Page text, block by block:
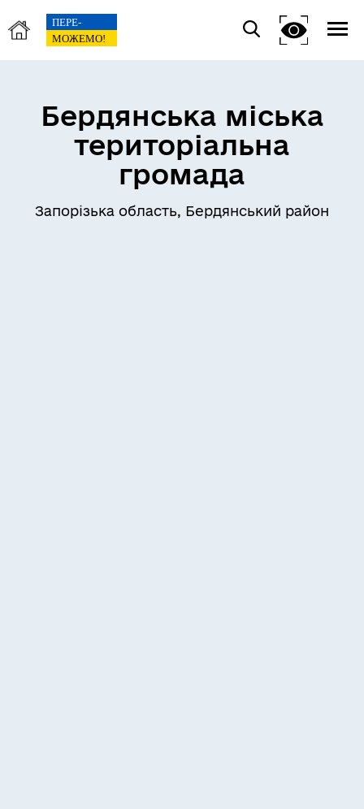
Бердянська міська
територіальна
громада
Запорізька область, Бердянський район